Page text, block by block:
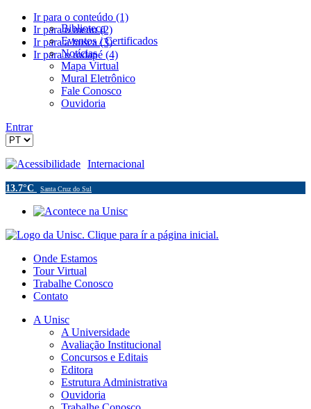
Ir para o conteúdo (1)
Ir para o menu (2)
Ir para a busca (3)
Ir para o rodapé (4)
Biblioteca
Eventos / Certificados
Notícias
Mapa Virtual
Mural Eletrônico
Fale Conosco
Ouvidoria
Entrar
Acessibilidade Internacional
13.7°C Santa Cruz do Sul
Onde Estamos
Tour Virtual
Trabalhe Conosco
Contato
A Unisc
A Universidade
Avaliação Institucional
Concursos e Editais
Editora
Estrutura Administrativa
Ouvidoria